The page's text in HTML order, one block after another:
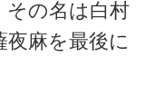
その名は白村
麻を最後に